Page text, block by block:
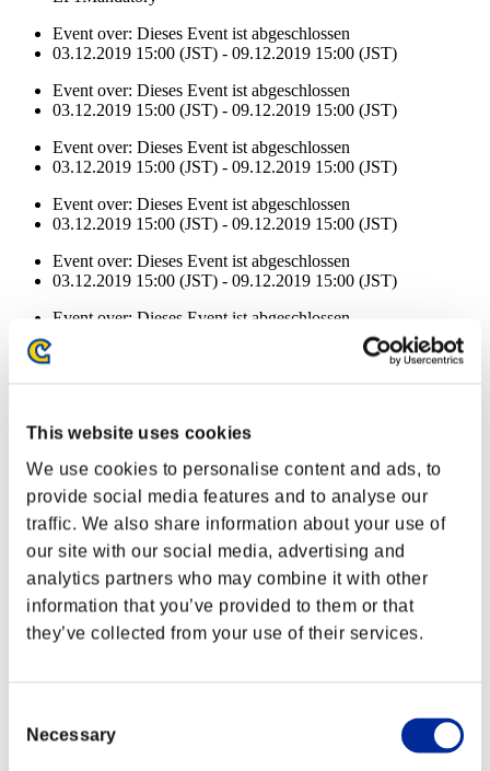
This website uses cookies
We use cookies to personalise content and ads, to
provide social media features and to analyse our
traffic. We also share information about your use of
our site with our social media, advertising and
analytics partners who may combine it with other
information that you’ve provided to them or that
they’ve collected from your use of their services.
Selection
Necessary
Event over: Dieses Event ist abgeschlossen
03.12.2019 15:00 (JST) - 09.12.2019 15:00 (JST)
Event over: Dieses Event ist abgeschlossen
03.12.2019 15:00 (JST) - 09.12.2019 15:00 (JST)
Event over: Dieses Event ist abgeschlossen
03.12.2019 15:00 (JST) - 09.12.2019 15:00 (JST)
Event over: Dieses Event ist abgeschlossen
03.12.2019 15:00 (JST) - 09.12.2019 15:00 (JST)
Event over: Dieses Event ist abgeschlossen
03.12.2019 15:00 (JST) - 09.12.2019 15:00 (JST)
Event over: Dieses Event ist abgeschlossen
03.12.2019 15:00 (JST) - 09.12.2019 15:00 (JST)
Event-Belohnungen
Nach Leistung
Charakter-Stufe: 40 oder weniger
Lebensräuber
Charakter-Stufe: 30 oder weniger
Aufgeladener Schuss C
Lv.3
Charakter-Stufe: 20 oder weniger